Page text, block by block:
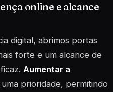
online e alcance
digital, abrimos portas
forte e um alcance de
Aumentar a
prioridade, permitindo